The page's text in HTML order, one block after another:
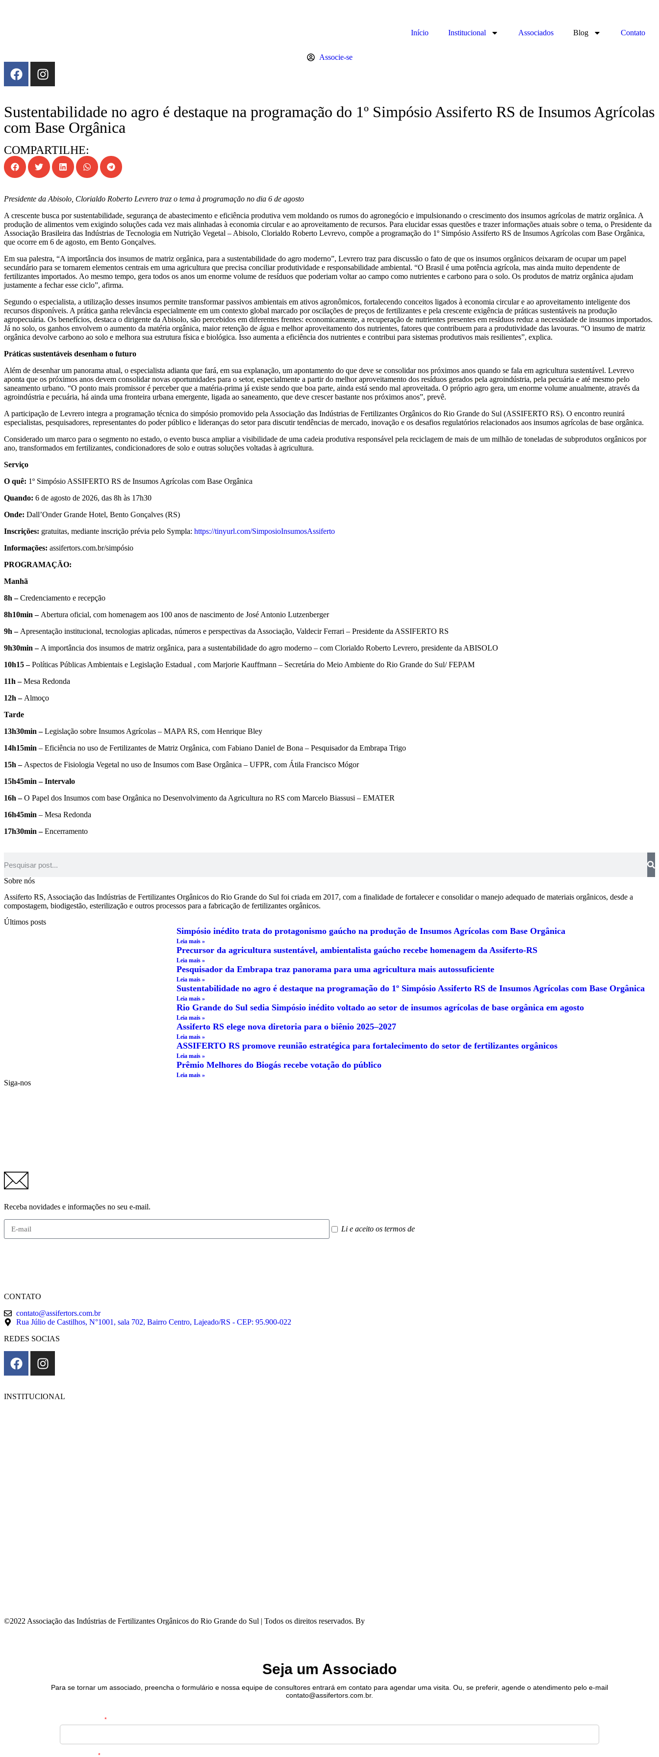
Início Institucional Associados Blog Contato
Associe-se
Sustentabilidade no agro é destaque na programação do 1º Simpósio Assiferto RS de Insumos Agrícolas
com Base Orgânica
COMPARTILHE:
Presidente da Abisolo, Clorialdo Roberto Levrero traz o tema à programação no dia 6 de agosto
A crescente busca por sustentabilidade, segurança de abastecimento e eficiência produtiva vem moldando os rumos do agronegócio e impulsionando o crescimento dos insumos agrícolas de matriz orgânica. A
produção de alimentos vem exigindo soluções cada vez mais alinhadas à economia circular e ao aproveitamento de recursos. Para elucidar essas questões e trazer informações atuais sobre o tema, o Presidente da
Associação Brasileira das Indústrias de Tecnologia em Nutrição Vegetal – Abisolo, Clorialdo Roberto Levrevo, compõe a programação do 1º Simpósio Assiferto RS de Insumos Agrícolas com Base Orgânica,
que ocorre em 6 de agosto, em Bento Gonçalves.
Em sua palestra, “A importância dos insumos de matriz orgânica, para a sustentabilidade do agro moderno”, Levrero traz para discussão o fato de que os insumos orgânicos deixaram de ocupar um papel
secundário para se tornarem elementos centrais em uma agricultura que precisa conciliar produtividade e responsabilidade ambiental. “O Brasil é uma potência agrícola, mas ainda muito dependente de
fertilizantes importados. Ao mesmo tempo, gera todos os anos um enorme volume de resíduos que poderiam voltar ao campo como nutrientes e carbono para o solo. Os produtos de matriz orgânica ajudam
justamente a fechar esse ciclo”, afirma.
Segundo o especialista, a utilização desses insumos permite transformar passivos ambientais em ativos agronômicos, fortalecendo conceitos ligados à economia circular e ao aproveitamento inteligente dos
recursos disponíveis. A prática ganha relevância especialmente em um contexto global marcado por oscilações de preços de fertilizantes e pela crescente exigência de práticas sustentáveis na produção
agropecuária. Os benefícios, destaca o dirigente da Abisolo, são percebidos em diferentes frentes: economicamente, a recuperação de nutrientes presentes em resíduos reduz a necessidade de insumos importados.
Já no solo, os ganhos envolvem o aumento da matéria orgânica, maior retenção de água e melhor aproveitamento dos nutrientes, fatores que contribuem para a produtividade das lavouras. “O insumo de matriz
orgânica devolve carbono ao solo e melhora sua estrutura física e biológica. Isso aumenta a eficiência dos nutrientes e contribui para sistemas produtivos mais resilientes”, explica.
Práticas sustentáveis desenham o futuro
Além de desenhar um panorama atual, o especialista adianta que fará, em sua explanação, um apontamento do que deve se consolidar nos próximos anos quando se fala em agricultura sustentável. Levrevo
aponta que os próximos anos devem consolidar novas oportunidades para o setor, especialmente a partir do melhor aproveitamento dos resíduos gerados pela agroindústria, pela pecuária e até mesmo pelo
saneamento urbano. “O ponto mais promissor é perceber que a matéria-prima já existe sendo que boa parte, ainda está sendo mal aproveitada. O próprio agro gera, um enorme volume anualmente, através da
agroindústria e pecuária, há ainda uma fronteira urbana emergente, ligada ao saneamento, que deve crescer bastante nos próximos anos”, prevê.
A participação de Levrero integra a programação técnica do simpósio promovido pela Associação das Indústrias de Fertilizantes Orgânicos do Rio Grande do Sul (ASSIFERTO RS). O encontro reunirá
especialistas, pesquisadores, representantes do poder público e lideranças do setor para discutir tendências de mercado, inovação e os desafios regulatórios relacionados aos insumos agrícolas de base orgânica.
Considerado um marco para o segmento no estado, o evento busca ampliar a visibilidade de uma cadeia produtiva responsável pela reciclagem de mais de um milhão de toneladas de subprodutos orgânicos por
ano, transformados em fertilizantes, condicionadores de solo e outras soluções voltadas à agricultura.
Serviço
O quê: 1º Simpósio ASSIFERTO RS de Insumos Agrícolas com Base Orgânica
Quando: 6 de agosto de 2026, das 8h às 17h30
Onde: Dall’Onder Grande Hotel, Bento Gonçalves (RS)
Inscrições: gratuitas, mediante inscrição prévia pelo Sympla: https://tinyurl.com/SimposioInsumosAssiferto
Informações: assifertors.com.br/simpósio
PROGRAMAÇÃO:
Manhã
8h –Credenciamento e recepção
8h10min – Abertura oficial, com homenagem aos 100 anos de nascimento de José Antonio Lutzenberger
9h – Apresentação institucional, tecnologias aplicadas, números e perspectivas da Associação, Valdecir Ferrari – Presidente da ASSIFERTO RS
9h30min – A importância dos insumos de matriz orgânica, para a sustentabilidade do agro moderno – com Clorialdo Roberto Levrero, presidente da ABISOLO
10h15 –Políticas Públicas Ambientais e Legislação Estadual , com Marjorie Kauffmann – Secretária do Meio Ambiente do Rio Grande do Sul/ FEPAM
11h –Mesa Redonda
12h – Almoço
Tarde
13h30min –Legislação sobre Insumos Agrícolas – MAPA RS, com Henrique Bley
14h15min – Eficiência no uso de Fertilizantes de Matriz Orgânica, com Fabiano Daniel de Bona – Pesquisador da Embrapa Trigo
15h – Aspectos de Fisiologia Vegetal no uso de Insumos com Base Orgânica – UFPR, com Átila Francisco Mógor
15h45min – Intervalo
16h –O Papel dos Insumos com base Orgânica no Desenvolvimento da Agricultura no RS com Marcelo Biassusi – EMATER
16h45min – Mesa Redonda
17h30min –Encerramento
Sobre nós
Assiferto RS, Associação das Indústrias de Fertilizantes Orgânicos do Rio Grande do Sul foi criada em 2017, com a finalidade de fortalecer e consolidar o manejo adequado de materiais orgânicos, desde a
compostagem, biodigestão, esterilização e outros processos para a fabricação de fertilizantes orgânicos.
Últimos posts
Simpósio inédito trata do protagonismo gaúcho na produção de Insumos Agrícolas com Base Orgânica
Leia mais »
Precursor da agricultura sustentável, ambientalista gaúcho recebe homenagem da Assiferto-RS
Leia mais »
Pesquisador da Embrapa traz panorama para uma agricultura mais autossuficiente
Leia mais »
Sustentabilidade no agro é destaque na programação do 1º Simpósio Assiferto RS de Insumos Agrícolas com Base Orgânica
Leia mais »
Rio Grande do Sul sedia Simpósio inédito voltado ao setor de insumos agrícolas de base orgânica em agosto
Leia mais »
Assiferto RS elege nova diretoria para o biênio 2025–2027
Leia mais »
ASSIFERTO RS promove reunião estratégica para fortalecimento do setor de fertilizantes orgânicos
Leia mais »
Prêmio Melhores do Biogás recebe votação do público
Leia mais »
Siga-nos
Receba novidades e informações no seu e-mail.
Li e aceito os termos de
CONTATO
contato@assifertors.com.br
Rua Júlio de Castilhos, N°1001, sala 702, Bairro Centro, Lajeado/RS - CEP: 95.900-022
REDES SOCIAS
INSTITUCIONAL
©2022 Associação das Indústrias de Fertilizantes Orgânicos do Rio Grande do Sul | Todos os direitos reservados. By
Seja um Associado
Para se tornar um associado, preencha o formulário e nossa equipe de consultores entrará em contato para agendar uma visita. Ou, se preferir, agende o atendimento pelo e-mail
contato@assifertors.com.br.